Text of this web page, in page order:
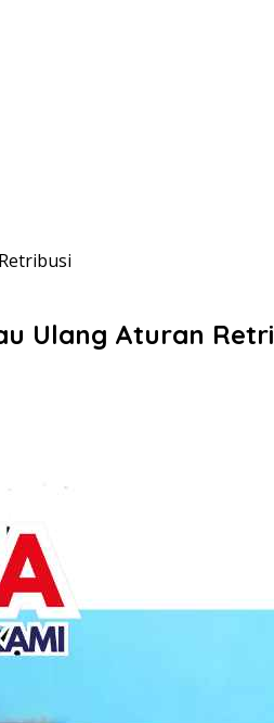
Ulang Aturan